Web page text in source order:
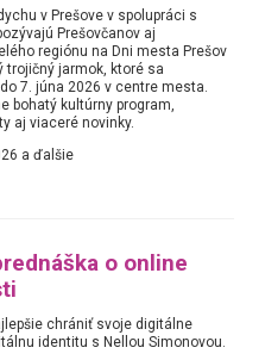
v Prešove v spolupráci s
Prešovčanov aj
regiónu na Dni mesta Prešov
trojičný jarmok, ktoré sa
7. júna 2026 v centre mesta.
bohatý kultúrny program,
aj viaceré novinky.
a ďalšie
o online
chrániť svoje digitálne
identitu s Nellou Simonovou.